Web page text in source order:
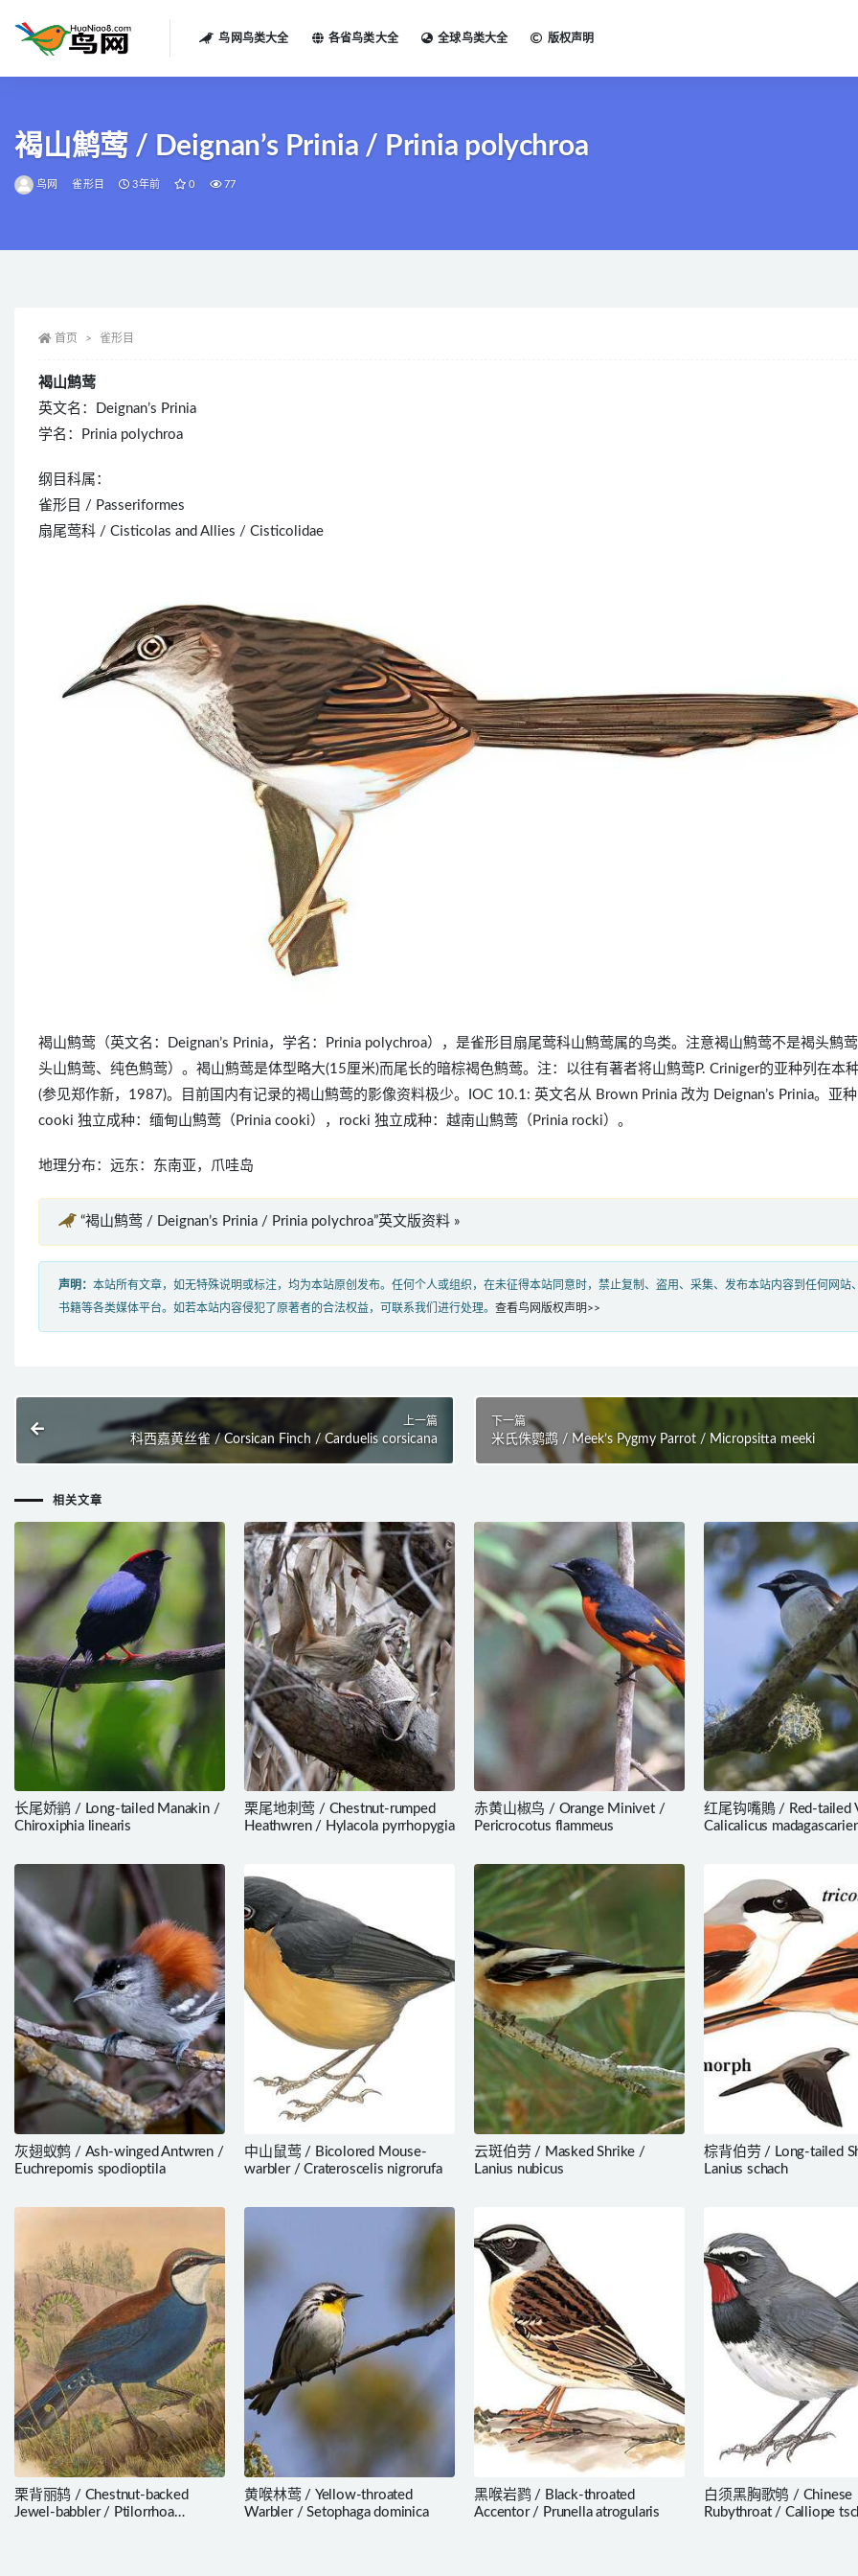
鸟网鸟类大全 各省鸟类大全 全球鸟类大全 版权声明
褐山鹪莺 / Deignan’s Prinia / Prinia polychroa
鸟网 雀形目 3年前 0 77
首页 雀形目
褐山鹪莺
英文名：Deignan’s Prinia
学名：Prinia polychroa
纲目科属：
雀形目 / Passeriformes
扇尾莺科 / Cisticolas and Allies / Cisticolidae
褐山鹪莺（英文名：Deignan’s Prinia，学名：Prinia polychroa），是雀形目扇尾莺科山鹪莺属的鸟类。注意褐山鹪莺不是褐头鹪
头山鹪莺、纯色鹪莺）。褐山鹪莺是体型略大(15厘米)而尾长的暗棕褐色鹪莺。注：以往有著者将山鹪莺P. Criniger的亚种列在本
(参见郑作新，1987)。目前国内有记录的褐山鹪莺的影像资料极少。IOC 10.1: 英文名从 Brown Prinia 改为 Deignan’s Prinia。亚种
cooki 独立成种：缅甸山鹪莺（Prinia cooki），rocki 独立成种：越南山鹪莺（Prinia rocki）。
地理分布：远东：东南亚，爪哇岛
“褐山鹪莺 / Deignan’s Prinia / Prinia polychroa”英文版资料 »
声明： 本站所有文章，如无特殊说明或标注，均为本站原创发布。任何个人或组织，在未征得本站同意时，禁止复制、盗用、采集、发布本站内容到任何网站、
书籍等各类媒体平台。如若本站内容侵犯了原著者的合法权益，可联系我们进行处理。 查看鸟网版权声明>>
上一篇
科西嘉黄丝雀 / Corsican Finch / Carduelis corsicana
下一篇
米氏侏鹦鹉 / Meek’s Pygmy Parrot / Micropsitta meeki
相关文章
长尾娇鹟 / Long-tailed Manakin /
Chiroxiphia linearis
栗尾地刺莺 / Chestnut-rumped
Heathwren / Hylacola pyrrhopygia
赤黄山椒鸟 / Orange Minivet /
Pericrocotus flammeus
红尾钩嘴鵙 / Red-tailed
Calicalicus
灰翅蚁鹩 / Ash-winged Antwren /
Euchrepomis spodioptila
中山鼠莺 / Bicolored Mouse-
warbler / Crateroscelis nigrorufa
云斑伯劳 / Masked Shrike /
Lanius nubicus
棕背伯劳 / Long-tailed
Lanius schach
栗背丽鸫 / Chestnut-backed
Jewel-babbler / Ptilorrhoa
黄喉林莺 / Yellow-throated
Warbler / Setophaga dominica
黑喉岩鹨 / Black-throated
Accentor / Prunella atrogularis
白须黑胸歌鸲 / Chinese
Rubythroat / Calliope